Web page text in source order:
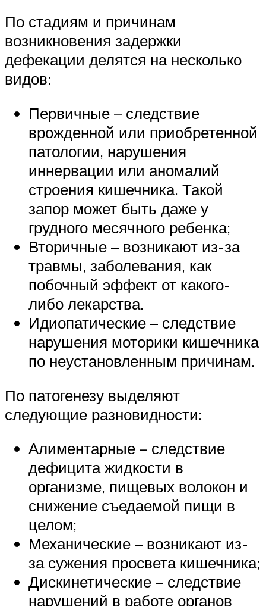
По стадиям и причинам
возникновения задержки
дефекации делятся на несколько
видов:
Первичные – следствие
врожденной или приобретенной
патологии, нарушения
иннервации или аномалий
строения кишечника. Такой
запор может быть даже у
грудного месячного ребенка;
Вторичные – возникают из-за
травмы, заболевания, как
побочный эффект от какого-
либо лекарства.
Идиопатические – следствие
нарушения моторики кишечника
по неустановленным причинам.
По патогенезу выделяют
следующие разновидности:
Алиментарные – следствие
дефицита жидкости в
организме, пищевых волокон и
снижение съедаемой пищи в
целом;
Механические – возникают из-
за сужения просвета кишечника;
Дискинетические – следствие
нарушений в работе органов